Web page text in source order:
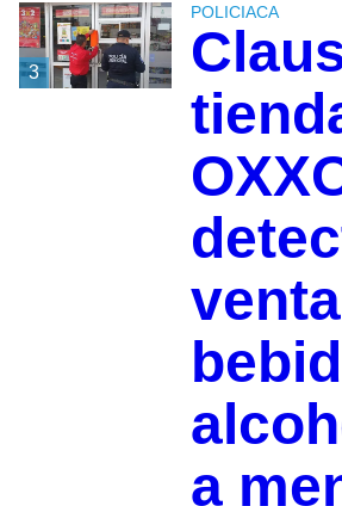
3
POLICIACA
a